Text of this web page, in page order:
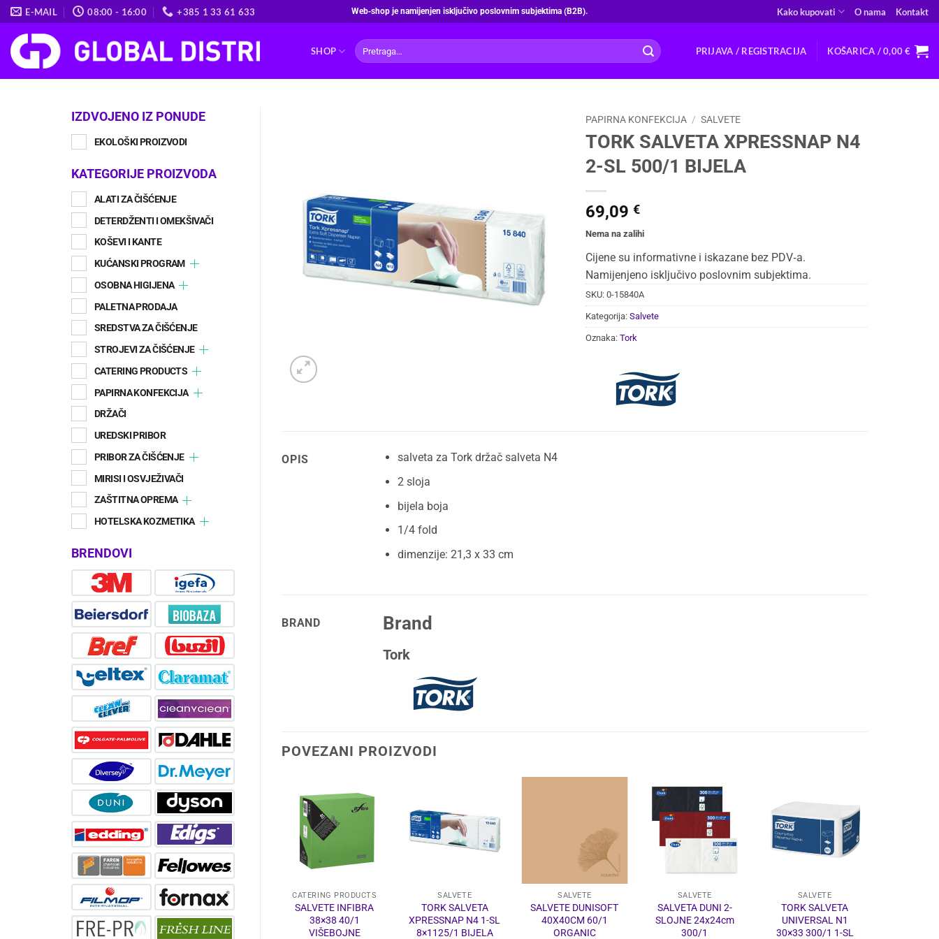
Skip
to
content
E-MAIL 08:00 - 16:00 +385 1 33 61 633 Web‑shop je namijenjen isključivo poslovnim subjektima (B2B). Kako kupovati O nama Kontakt
SHOP
Pretraži:
PRIJAVA / REGISTRACIJA KOŠARICA /0,00€
IZDVOJENO IZ PONUDE
EKOLOŠKI PROIZVODI
KATEGORIJE PROIZVODA
ALATI ZA ČIŠĆENJE
DETERDŽENTI I OMEKŠIVAČI
KOŠEVI I KANTE
KUĆANSKI PROGRAM
OSOBNA HIGIJENA
PALETNA PRODAJA
SREDSTVA ZA ČIŠĆENJE
STROJEVI ZA ČIŠĆENJE
CATERING PRODUCTS
PAPIRNA KONFEKCIJA
DRŽAČI
UREDSKI PRIBOR
PRIBOR ZA ČIŠĆENJE
MIRISI I OSVJEŽIVAČI
ZAŠTITNA OPREMA
HOTELSKA KOZMETIKA
BRENDOVI
PAPIRNA KONFEKCIJA / SALVETE
TORK SALVETA XPRESSNAP N4
2-SL 500/1 BIJELA
69,09 €
Nema na zalihi
Cijene su informativne i iskazane bez PDV‑a.
Namijenjeno isključivo poslovnim subjektima.
SKU: 0-15840A
Kategorija: Salvete
Oznaka: Tork
OPIS
salveta za Tork držač salveta N4
2 sloja
bijela boja
1/4 fold
dimenzije: 21,3 x 33 cm
BRAND Brand
Tork
POVEZANI PROIZVODI
CATERING PRODUCTS
SALVETE INFIBRA
38×38 40/1
VIŠEBOJNE
SALVETE
TORK SALVETA
XPRESSNAP N4 1-SL
8×1125/1 BIJELA
SALVETE
SALVETE DUNISOFT
40X40CM 60/1
ORGANIC
SALVETE
SALVETA DUNI 2-
SLOJNE 24x24cm
300/1
SALVETE
TORK SALVETA
UNIVERSAL N1
30×33 300/1 1-SL
PAPIRNA KONFEKCIJA
TORK SALVETA
XPRESSNAP N10
21,6X21,6
SALVETE
SALVETE DUNISOFT
20X20CM 180/1
ORGANIC